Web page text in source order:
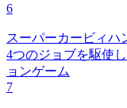
6
スーパーカービィハ
4つのジョブを駆使
ョンゲーム
7